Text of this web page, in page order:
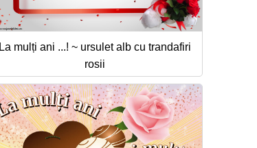
La mulți ani ...! ~ ursulet alb cu trandafiri
rosii